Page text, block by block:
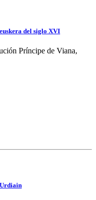
del siglo XVI
Príncipe de Viana,